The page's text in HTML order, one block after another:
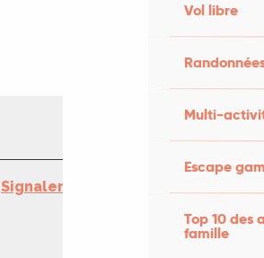
Vol libre
Multi-
Escape
Top 10 des
famille
Signaler une erreur